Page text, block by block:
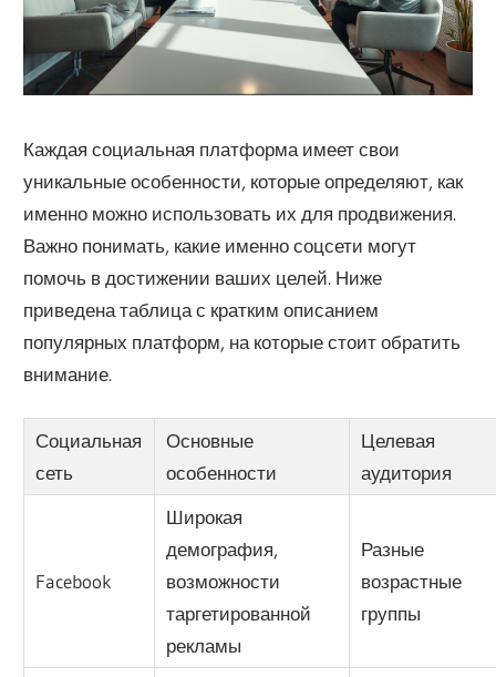
Каждая социальная платформа имеет свои
уникальные особенности, которые определяют, как
именно можно использовать их для продвижения.
Важно понимать, какие именно соцсети могут
помочь в достижении ваших целей. Ниже
приведена таблица с кратким описанием
популярных платформ, на которые стоит обратить
внимание.
Социальная
сеть
Основные
особенности
Целевая
аудитория
Facebook
Широкая
демография,
возможности
таргетированной
рекламы
Разные
возрастные
группы